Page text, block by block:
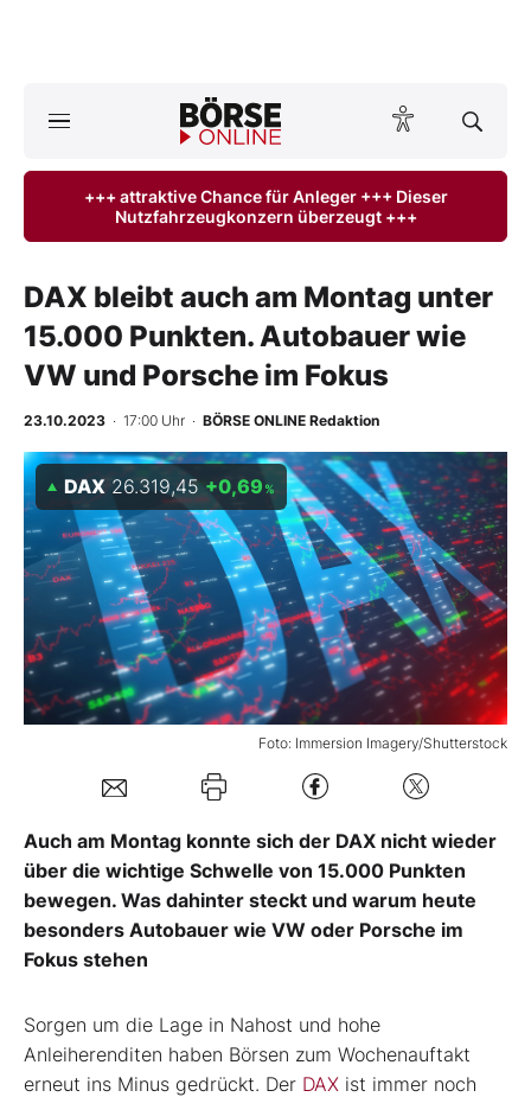
ktuelle Ausgabe BÖRSE ONLINE lesen
Anlageprodukte
Finanz-Check
BO-Musterdepots
Experten
Mein B:O
Mein Konto
+++ attraktive Chance für Anleger +++ Dieser
Nutzfahrzeugkonzern überzeugt +++
DAX bleibt auch am Montag unter
15.000 Punkten. Autobauer wie
VW und Porsche im Fokus
23.10.2023 · 17:00 Uhr · BÖRSE ONLINE Redaktion
Foto: Immersion Imagery/Shutterstock
DAX 26.319,45 +0,69 %
Auch am Montag konnte sich der DAX nicht wieder
über die wichtige Schwelle von 15.000 Punkten
bewegen. Was dahinter steckt und warum heute
besonders Autobauer wie VW oder Porsche im
Fokus stehen
Sorgen um die Lage in Nahost und hohe
Anleiherenditen haben Börsen zum Wochenauftakt
erneut ins Minus gedrückt. Der DAX ist immer noch